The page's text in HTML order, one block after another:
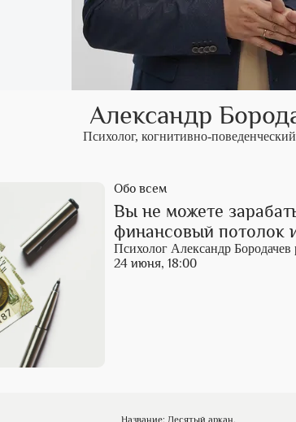
Александр
Психолог, когнитивно-
Обо всем
Вы не можете
финансовый потолок
Психолог Александр Бородачев
24 июня, 18:00